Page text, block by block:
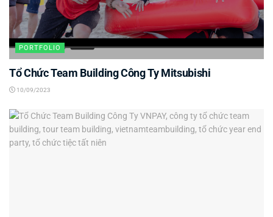
PORTFOLIO
Tổ Chức Team Building Công Ty Mitsubishi
10/09/2023